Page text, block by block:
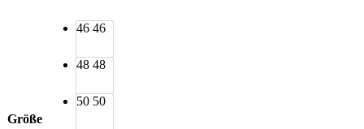
Größe
46 46
48 48
50 50